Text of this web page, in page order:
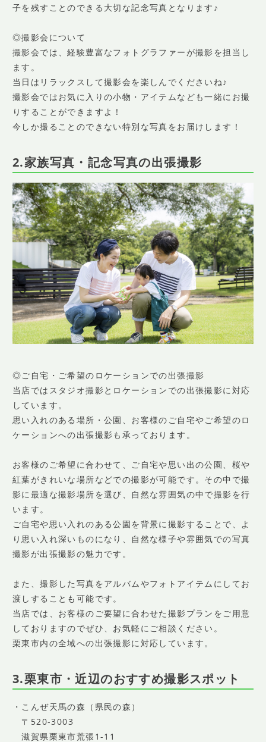
子を残すことのできる大切な記念写真となります♪
◎撮影会について
撮影会では、経験豊富なフォトグラファーが撮影を担当し
ます。
当日はリラックスして撮影会を楽しんでくださいね♪
撮影会ではお気に入りの小物・アイテムなども一緒にお撮
りすることができますよ！
今しか撮ることのできない特別な写真をお届けします！
2.家族写真・記念写真の出張撮影
◎ご自宅・ご希望のロケーションでの出張撮影
当店ではスタジオ撮影とロケーションでの出張撮影に対応
しています。
思い入れのある場所・公園、お客様のご自宅やご希望のロ
ケーションへの出張撮影も承っております。
お客様のご希望に合わせて、ご自宅や思い出の公園、桜や
紅葉がきれいな場所などでの撮影が可能です。その中で撮
影に最適な撮影場所を選び、自然な雰囲気の中で撮影を行
います。
ご自宅や思い入れのある公園を背景に撮影することで、よ
り思い入れ深いものになり、自然な様子や雰囲気での写真
撮影が出張撮影の魅力です。
また、撮影した写真をアルバムやフォトアイテムにしてお
渡しすることも可能です。
当店では、お客様のご要望に合わせた撮影プランをご用意
しておりますのでぜひ、お気軽にご相談ください。
栗東市内の全域への出張撮影に対応しています。
3.栗東市・近辺のおすすめ撮影スポット
・こんぜ天馬の森（県民の森）
〒520-3003
滋賀県栗東市荒張1-11